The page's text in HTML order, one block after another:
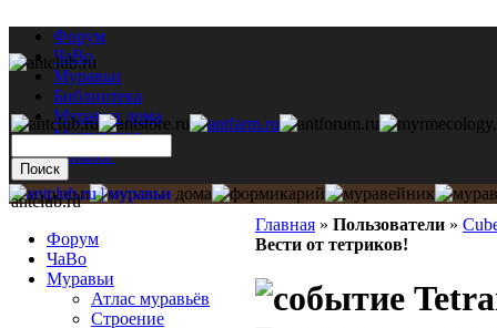
Форум
ЧаВо
Муравьи
Библиотека
Муравьи дома
Мастерская
Каталог
Главная » Пользователи »
Вести от тетриков!
antclub.ru
Форум
ЧаВо
Муравьи
Атлас муравьёв
Строение